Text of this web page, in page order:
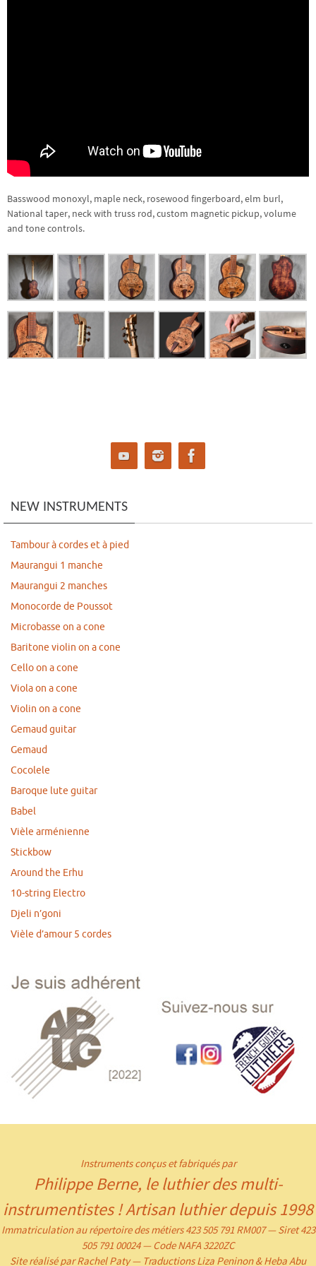
Basswood monoxyl, maple neck, rosewood fingerboard, elm burl,
National taper, neck with truss rod, custom magnetic pickup, volume
and tone controls.
NEW INSTRUMENTS
Tambour à cordes et à pied
Maurangui 1 manche
Maurangui 2 manches
Monocorde de Poussot
Microbasse on a cone
Baritone violin on a cone
Cello on a cone
Viola on a cone
Violin on a cone
Gemaud guitar
Gemaud
Cocolele
Baroque lute guitar
Babel
Vièle arménienne
Stickbow
Around the Erhu
10-string Electro
Djeli n’goni
Vièle d’amour 5 cordes
Instruments conçus et fabriqués par
Philippe Berne, le luthier des multi-
instrumentistes ! Artisan luthier depuis 1998
Immatriculation au répertoire des métiers 423 505 791 RM007 — Siret 423
505 791 00024 — Code NAFA 3220ZC
Site réalisé par Rachel Paty — Traductions Liza Peninon & Heba Abu